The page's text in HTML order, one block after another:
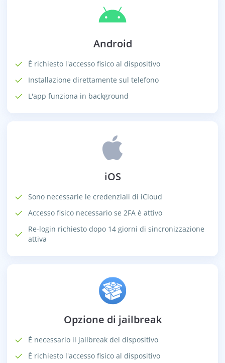
Android
È richiesto l'accesso fisico al dispositivo
Installazione direttamente sul telefono
L'app funziona in background
iOS
Sono necessarie le credenziali di iCloud
Accesso fisico necessario se 2FA è attivo
Re-login richiesto dopo 14 giorni di sincronizzazione
attiva
Opzione di jailbreak
È necessario il jailbreak del dispositivo
È richiesto l'accesso fisico al dispositivo